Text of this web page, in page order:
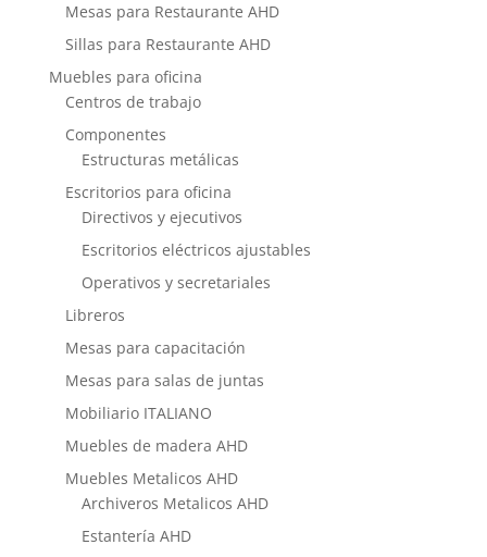
Mesas para Restaurante AHD
Sillas para Restaurante AHD
Muebles para oficina
Centros de trabajo
Componentes
Estructuras metálicas
Escritorios para oficina
Directivos y ejecutivos
Escritorios eléctricos ajustables
Operativos y secretariales
Libreros
Mesas para capacitación
Mesas para salas de juntas
Mobiliario ITALIANO
Muebles de madera AHD
Muebles Metalicos AHD
Archiveros Metalicos AHD
Estantería AHD